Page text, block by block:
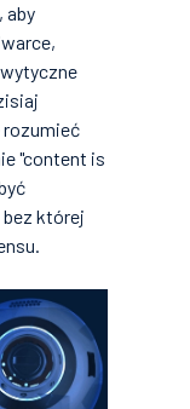
aby
rozumieć
"content is
której